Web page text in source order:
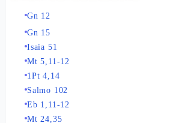
Gn 12
Gn 15
Isaia 51
Mt 5,11-12
1Pt 4,14
Salmo 102
Eb 1,11-12
Mt 24,35